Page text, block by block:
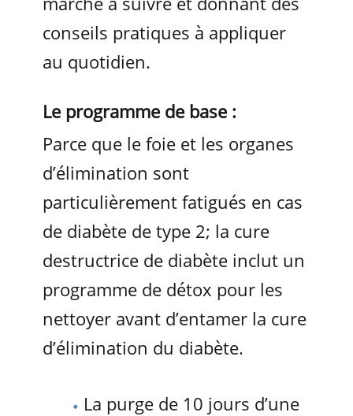
conseils pratiques à appliquer
au quotidien.
Le programme de base :
Parce que le foie et les organes
d’élimination sont
particulièrement fatigués en cas
de diabète de type 2; la cure
destructrice de diabète inclut un
programme de détox pour les
nettoyer avant d’entamer la cure
d’élimination du diabète.
La purge de 10 jours d’une